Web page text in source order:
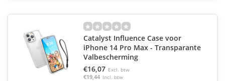
Catalyst Influence Case voor
iPhone 14 Pro Max - Transparante
Valbescherming
€16,07 Excl. btw
€19,44 Incl. btw